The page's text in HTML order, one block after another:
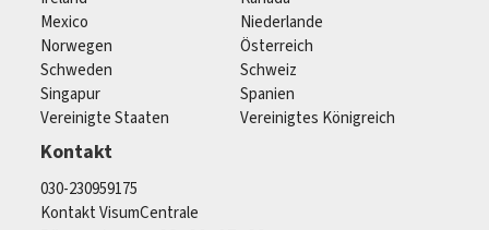
Mexico
Niederlande
Norwegen
Österreich
Schweden
Schweiz
Singapur
Spanien
Vereinigte Staaten
Vereinigtes Königreich
Kontakt
030-230959175
Kontakt VisumCentrale